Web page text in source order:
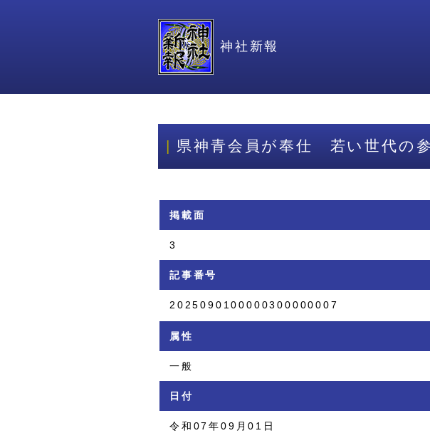
神社新報
県神青会員が奉仕 若い世代の
掲載面
3
記事番号
2025090100000300000007
属性
一般
日付
令和07年09月01日